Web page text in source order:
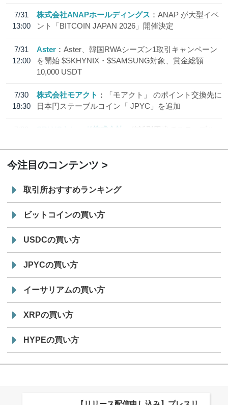
7/31
13:00
株式会社ANAPホールディングス
ANAP が大型イベ
ント「BITCOIN JAPAN 2026」開催決定
7/31
12:00
Aster
Aster、韓国RWAシーズン1取引キャンペーン
を開始 $SKHYNIX・$SAMSUNG対象、賞金総額
10,000 USDT
7/30
18:30
株式会社モアクト
「モアクト」 のポイント交換先に
日本円ステーブルコイン「 JPYC」を追加
7/29
SBI VCトレード株式会社
信託型円建てステーブル
今注目のコンテンツ
取引所おすすめランキング
ビットコインの買い方
USDCの買い方
JPYCの買い方
イーサリアムの買い方
XRPの買い方
HYPEの買い方